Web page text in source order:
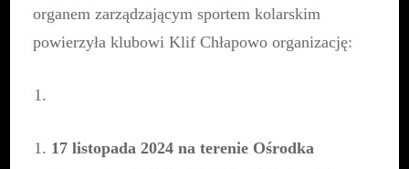
organem zarządzającym sportem kolarskim
powierzyła klubowi Klif Chłapowo organizację:
17 listopada 2024 na terenie Ośrodka